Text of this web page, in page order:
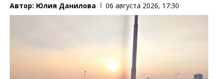
Автор: Юлия Данилова 06 августа 2026, 17:30